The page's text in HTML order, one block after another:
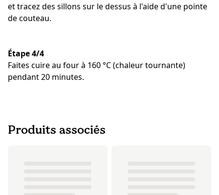
et tracez des sillons sur le dessus à l'aide d'une pointe
de couteau.
Étape 4/4
Faites cuire au four à 160 °C (chaleur tournante)
pendant 20 minutes.
Produits associés